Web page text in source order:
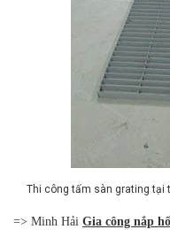
Thi công tấm sàn grating tại
=> Minh Hải Gia công nắp